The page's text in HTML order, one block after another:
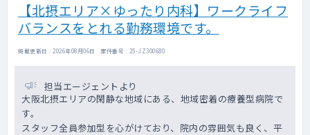
体制です。
【患者層】
認知症、徘徊、老人性うつ病、統合失調症な
ど
（若年層～高齢者まで幅広くご対応をお願い
いたします)
【北摂エリア×ゆったり内科】ワークライフ
バランスをとれる勤務環境です。
掲載更新日 : 2026年08月06日 案件番号 : 25-JZ300680
担当エージェントより
大阪北摂エリアの閑静な地域にある、地域密着の療養型病院で
す。
スタッフ全員参加型を心がけており、院内の雰囲気も良く、平